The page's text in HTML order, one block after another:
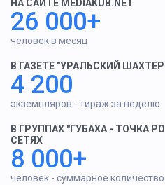
НА САЙТЕ MEDIAKUB.NET
26 000+
человек в месяц
В ГАЗЕТЕ "УРАЛЬСКИЙ
4 200
экземпляров - тираж за неделю
В ГРУППАХ "ГУБАХА - ТОЧКА
СЕТЯХ
8 000+
человек - суммарное